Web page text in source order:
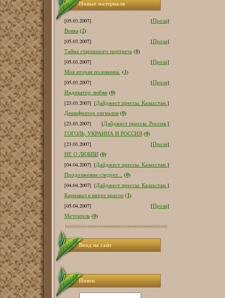
Новые материалв
[05.03.2007] [Проза]
Вовка (2)
[05.03.2007]
[Проза]
Тайна старинного портрета (0)
[05.03.2007]
[Проза]
Моя вторая половинка. (1)
[05.03.2007]
[Проза]
Индикатор любви (0)
[23.03.2007] [Дайджест прессы. Казахстан.]
Дешифратор сигналов (0)
[23.03.2007]
[Дайджест прессы. Россия.]
ГОГОЛЬ, УКРАИНА И РОССИЯ (0)
[23.03.2007]
[Проза]
НЕ О ЛЮБВИ (0)
[04.04.2007] [Дайджест прессы. Казахстан.]
Продолжение следует... (0)
[04.04.2007] [Дайджест прессы. Казахстан.]
Карнавал в вихре красок (1)
[05.04.2007]
[Проза]
Мечтатель (0)
Вход на сайт
Поиск